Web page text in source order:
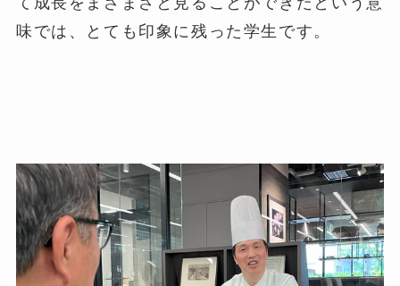
味では、とても印象に残った学生です。